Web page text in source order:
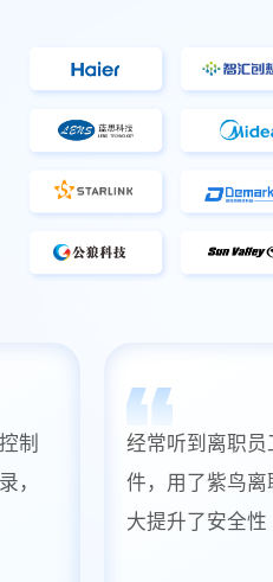
经常听到离职员
件，用了紫鸟离职
大提升了安全性